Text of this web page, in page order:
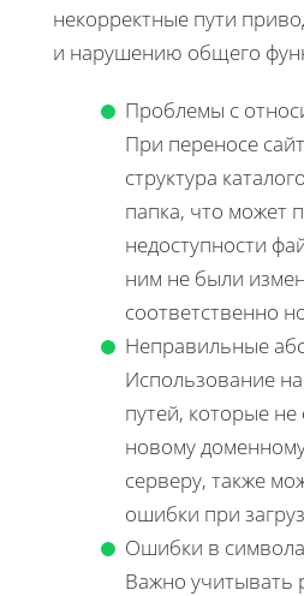
некорректные пути
и нарушению общего
Проблемы с
При переносе
структура
папка, что может
недоступности
ним не были
соответственно
Неправильные
Использование
путей, которые
новому
серверу, также
ошибки при
Ошибки в
Важно учитывать